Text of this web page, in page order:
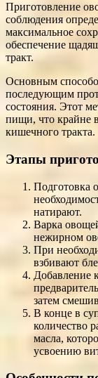
Приготовление
соблюдения
максимальное
обеспечение
тракт.
Основным
последующим
состояния. Этот
пищи, что крайне
кишечного тракта.
Этапы
Подготовка
натирают.
Варка
нежирном
При
взбивают
Добавление
затем
В конце в
количество
масла,
усвоению